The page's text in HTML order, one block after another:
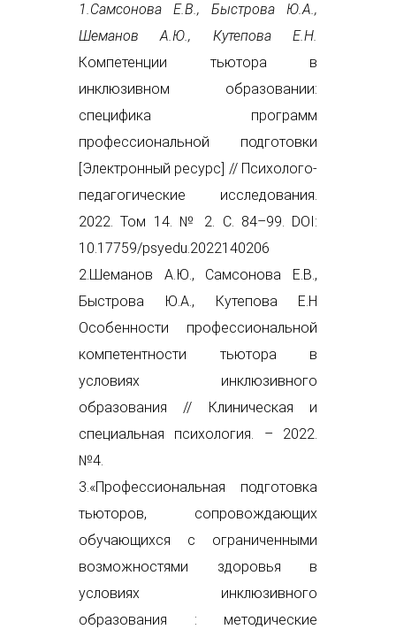
1.Самсонова Е.В., Быстрова Ю.А.,
Шеманов А.Ю., Кутепова Е.Н.
Компетенции тьютора в
инклюзивном образовании:
специфика программ
профессиональной подготовки
[Электронный ресурс] // Психолого-
педагогические исследования.
2022. Том 14. № 2. С. 84–99. DOI:
10.17759/psyedu.2022140206
2.Шеманов А.Ю., Самсонова Е.В.,
Быстрова Ю.А., Кутепова Е.Н
Особенности профессиональной
компетентности тьютора в
условиях инклюзивного
образования // Клиническая и
специальная психология. – 2022.
№4.
3.«Профессиональная подготовка
тьюторов, сопровождающих
обучающихся с ограниченными
возможностями здоровья в
условиях инклюзивного
образования : методические